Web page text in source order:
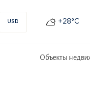
USD +28°С
Объекты